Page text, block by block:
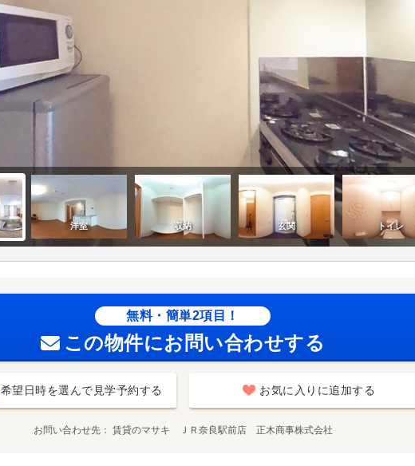
無料・簡単2項目！
この物件にお問い合わせする
希望日時を選んで見学予約する お気に入りに追加する
お問い合わせ先 賃貸のマサキ ＪＲ奈良駅前店 正木商事株式会社